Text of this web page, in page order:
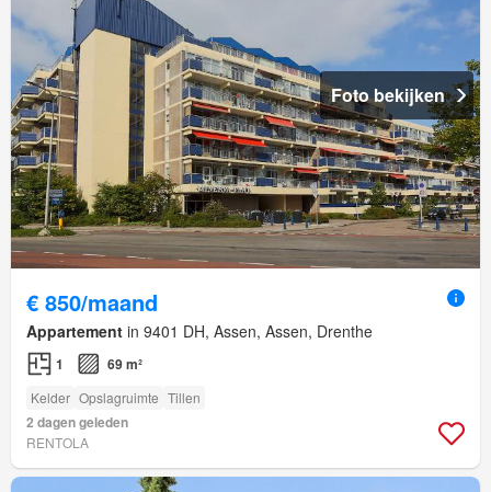
Foto bekijken
€ 850/maand
Appartement in 9401 DH, Assen, Assen, Drenthe
1 69 m²
Kelder Opslagruimte Tillen
2 dagen geleden
RENTOLA